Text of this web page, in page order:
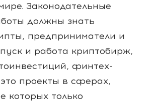
Законодательные
должны знать
предприниматели и
и работа криптобирж,
финтех-
проекты в сферах,
которых только